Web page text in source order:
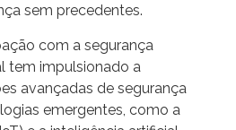
sem precedentes.
com a segurança
tem impulsionado a
avançadas de segurança
emergentes, como a